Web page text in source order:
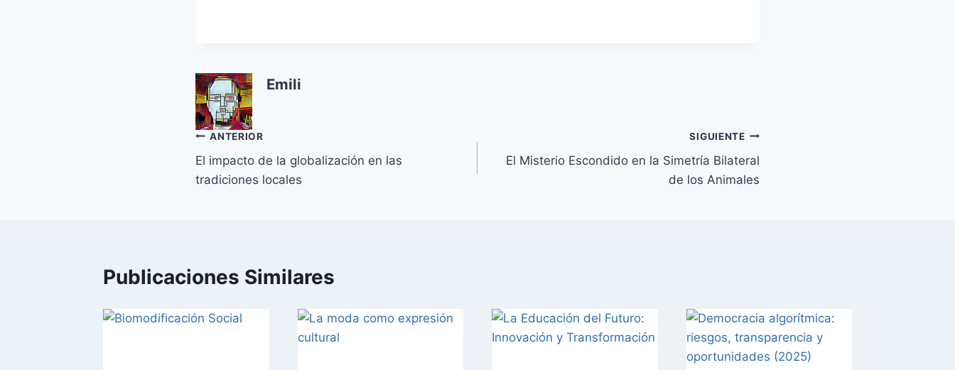
Emili
Navegación
de
ANTERIOR
El impacto de la globalización en las
tradiciones locales
SIGUIENTE
El Misterio Escondido en la Simetría Bilateral
de los Animales
Publicaciones Similares